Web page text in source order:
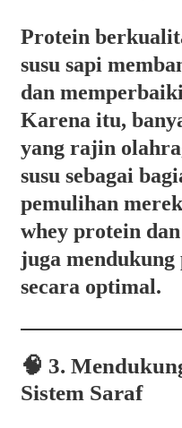
Protein
susu sapi
dan
Karena itu,
yang rajin
susu sebagai
pemulihan
whey protein dan
juga
secara optimal.
🧠 3.
Sistem Saraf